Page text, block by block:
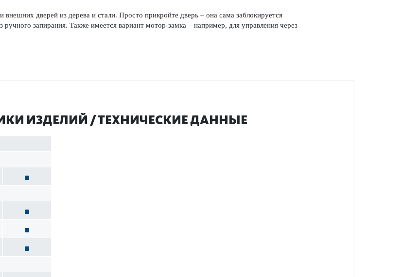
дверей из дерева и стали. Просто прикройте дверь – она сама заблокируется
ручного запирания. Также имеется вар­иант мотор-замка – например, для управ­ления через
ИЗДЕЛИЙ / ТЕХНИЧЕСКИЕ ДАННЫЕ